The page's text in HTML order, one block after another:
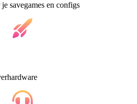
savegames en configs